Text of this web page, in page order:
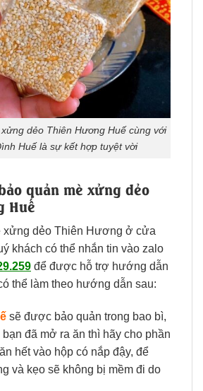
dẻo Thiên Hương Huế cùng với
Huế là sự kết hợp tuyệt vời
quản mè xửng dẻo
Huế
xửng dẻo Thiên Hương ở cửa
khách có thể nhắn tin vào zalo
để được hỗ trợ hướng dẫn
thể làm theo hướng dẫn sau:
sẽ được bảo quản trong bao bì,
đã mở ra ăn thì hãy cho phần
hết vào hộp có nắp đậy, để
và kẹo sẽ không bị mềm đi do